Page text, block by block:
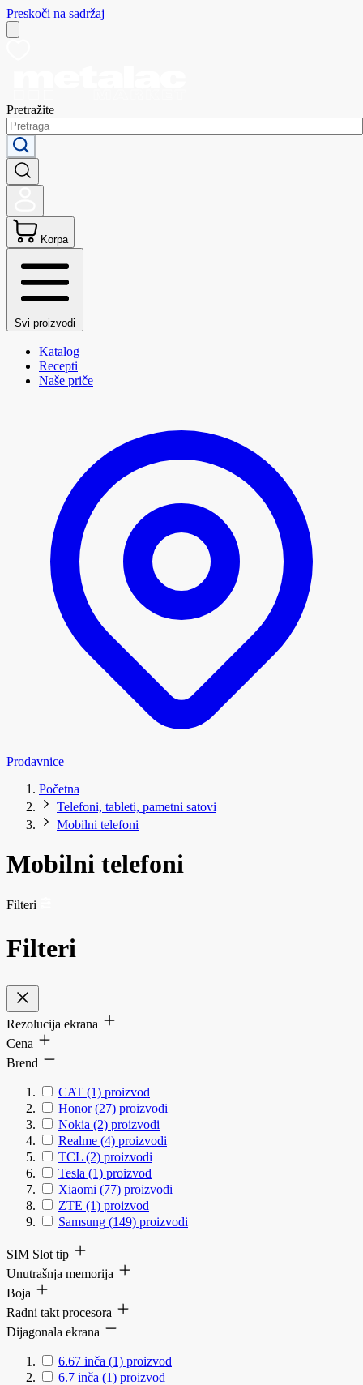
Preskoči na sadržaj
Pretražite
Korpa
Svi proizvodi
Katalog
Recepti
Naše priče
Prodavnice
Početna
Telefoni, tableti, pametni satovi
Mobilni telefoni
Mobilni telefoni
Filteri
Filteri
Rezolucija ekrana
Cena
Brend
CAT (1) proizvod
Honor (27) proizvodi
Nokia (2) proizvodi
Realme (4) proizvodi
TCL (2) proizvodi
Tesla (1) proizvod
Xiaomi (77) proizvodi
ZTE (1) proizvod
Samsung (149) proizvodi
SIM Slot tip
Unutrašnja memorija
Boja
Radni takt procesora
Dijagonala ekrana
6.67 inča (1) proizvod
6.7 inča (1) proizvod